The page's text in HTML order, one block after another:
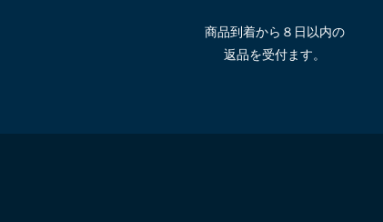
商品到着から８日以内の
返品を受付ます。